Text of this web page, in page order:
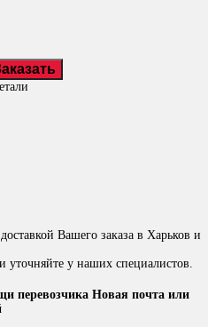
Вашего заказа в Харьков и
уточняйте у наших специалистов.
перевозчика Новая почта или